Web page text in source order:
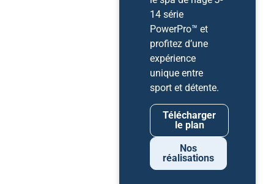
14 série
PowerPro™ et
profitez d’une
expérience
unique entre
sport et détente.
Télécharger
le plan
Nos
réalisations